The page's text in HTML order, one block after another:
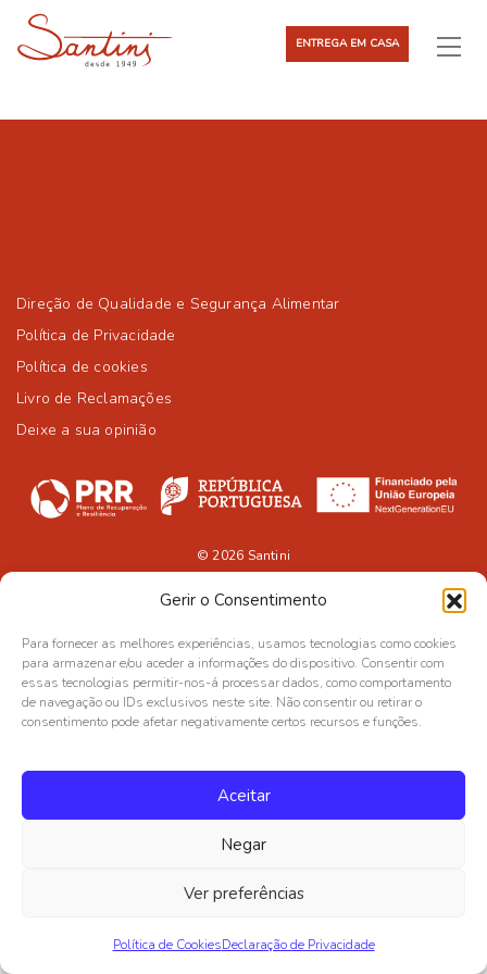
Gerir o Consentimento
Para fornecer as melhores experiências, usamos tecnologias como cookies
para armazenar e/ou aceder a informações do dispositivo. Consentir com
essas tecnologias permitir-nos-á processar dados, como comportamento
de navegação ou IDs exclusivos neste site. Não consentir ou retirar o
consentimento pode afetar negativamente certos recursos e funções.
Aceitar
Negar
Ver preferências
Política de CookiesDeclaração de Privacidade
ENTREGA EM CASA
Direção de Qualidade e Segurança Alimentar
Política de Privacidade
Política de cookies
Livro de Reclamações
Deixe a sua opinião
© 2026 Santini